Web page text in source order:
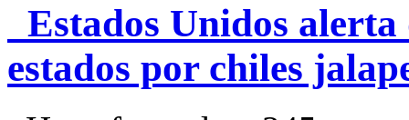
Estados Unidos alerta
estados por chiles